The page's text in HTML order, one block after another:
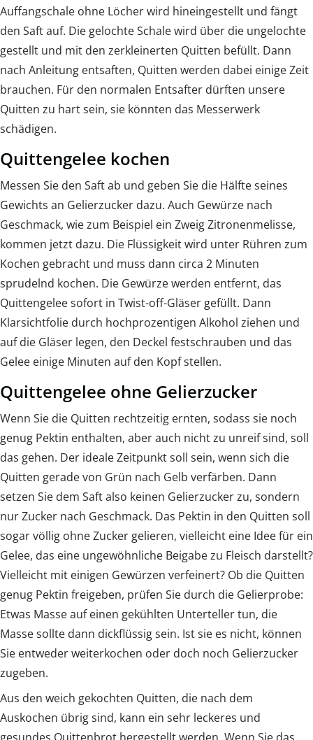
Auffangschale ohne Löcher wird hineingestellt und fängt
den Saft auf. Die gelochte Schale wird über die ungelochte
gestellt und mit den zerkleinerten Quitten befüllt. Dann
nach Anleitung entsaften, Quitten werden dabei einige Zeit
brauchen. Für den normalen Entsafter dürften unsere
Quitten zu hart sein, sie könnten das Messerwerk
schädigen.
Quittengelee kochen
Messen Sie den Saft ab und geben Sie die Hälfte seines
Gewichts an Gelierzucker dazu. Auch Gewürze nach
Geschmack, wie zum Beispiel ein Zweig Zitronenmelisse,
kommen jetzt dazu. Die Flüssigkeit wird unter Rühren zum
Kochen gebracht und muss dann circa 2 Minuten
sprudelnd kochen. Die Gewürze werden entfernt, das
Quittengelee sofort in Twist-off-Gläser gefüllt. Dann
Klarsichtfolie durch hochprozentigen Alkohol ziehen und
auf die Gläser legen, den Deckel festschrauben und das
Gelee einige Minuten auf den Kopf stellen.
Quittengelee ohne Gelierzucker
Wenn Sie die Quitten rechtzeitig ernten, sodass sie noch
genug Pektin enthalten, aber auch nicht zu unreif sind, soll
das gehen. Der ideale Zeitpunkt soll sein, wenn sich die
Quitten gerade von Grün nach Gelb verfärben. Dann
setzen Sie dem Saft also keinen Gelierzucker zu, sondern
nur Zucker nach Geschmack. Das Pektin in den Quitten soll
sogar völlig ohne Zucker gelieren, vielleicht eine Idee für ein
Gelee, das eine ungewöhnliche Beigabe zu Fleisch darstellt?
Vielleicht mit einigen Gewürzen verfeinert? Ob die Quitten
genug Pektin freigeben, prüfen Sie durch die Gelierprobe:
Etwas Masse auf einen gekühlten Unterteller tun, die
Masse sollte dann dickflüssig sein. Ist sie es nicht, können
Sie entweder weiterkochen oder doch noch Gelierzucker
zugeben.
Aus den weich gekochten Quitten, die nach dem
Auskochen übrig sind, kann ein sehr leckeres und